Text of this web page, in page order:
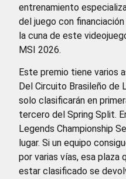
entrenamiento
del juego con
la cuna de este
MSI 2026.
Este premio tiene varios
Del Circuito Brasileño de
solo clasificarán en
tercero del Spring Split.
Legends Championship
lugar. Si un equipo
por varias vías, esa plaza
estar clasificado se